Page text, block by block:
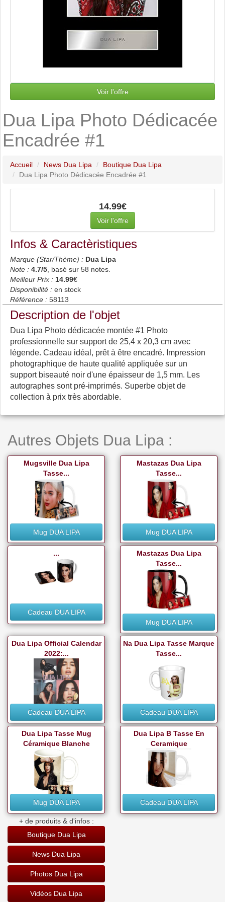
Voir l'offre
Dua Lipa Photo Dédicacée
Encadrée #1
Accueil News Dua Lipa
Boutique Dua Lipa
Dua Lipa Photo Dédicacée Encadrée #1
14.99€
Voir l'offre
Infos & Caractèristiques
Marque (Star/Thème) : Dua Lipa
Note : 4.7/5 , basé sur 58 notes.
Meilleur Prix : 14.99€
Disponibilité : en stock
Référence : 58113
Description de l'objet
Dua Lipa Photo dédicacée montée #1 Photo
professionnelle sur support de 25,4 x 20,3 cm avec
légende. Cadeau idéal, prêt à être encadré. Impression
photographique de haute qualité appliquée sur un
support biseauté noir d'une épaisseur de 1,5 mm. Les
autographes sont pré-imprimés. Superbe objet de
collection à prix très abordable.
Autres Objets Dua Lipa :
Mugsville Dua Lipa
Tasse...
Mug DUA LIPA
Mastazas Dua Lipa
Tasse...
Mug DUA LIPA
...
Cadeau DUA LIPA
Mastazas Dua Lipa
Tasse...
Mug DUA LIPA
Dua Lipa Official Calendar
2022:...
Cadeau DUA LIPA
Na Dua Lipa Tasse Marque
Tasse...
Cadeau DUA LIPA
Dua Lipa Tasse Mug
Céramique Blanche
Mug DUA LIPA
Dua Lipa B Tasse En
Ceramique
Cadeau DUA LIPA
+ de produits & d'infos :
Boutique Dua Lipa
News Dua Lipa
Photos Dua Lipa
Vidéos Dua Lipa